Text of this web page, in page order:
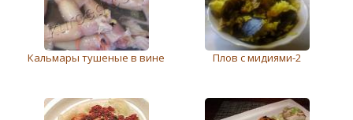
Кальмары тушеные в вине Плов с мидиями-2